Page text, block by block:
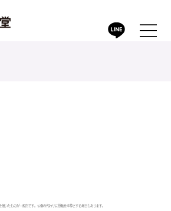
いたものが一般的です。仏像の代わりに掛軸を本尊とする場合もあります。